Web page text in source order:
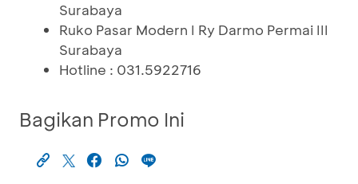
Surabaya
Ruko Pasar Modern I Ry Darmo Permai III
Surabaya
Hotline : 031.5922716
Bagikan Promo Ini